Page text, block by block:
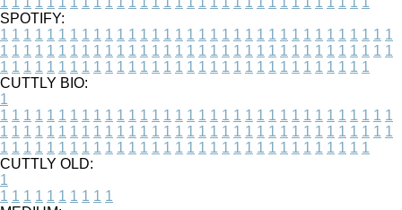
SPOTIFY:
1 1 1 1 1 1 1 1 1 1 1 1 1 1 1 1 1 1 1 1 1 1 1 1 1 1 1 1 1 1 1 1 1 1
1 1 1 1 1 1 1 1 1 1 1 1 1 1 1 1 1 1 1 1 1 1 1 1 1 1 1 1 1 1 1 1 1 1
1 1 1 1 1 1 1 1 1 1 1 1 1 1 1 1 1 1 1 1 1 1 1 1 1 1 1 1 1 1 1 1
CUTTLY BIO:
1
1 1 1 1 1 1 1 1 1 1 1 1 1 1 1 1 1 1 1 1 1 1 1 1 1 1 1 1 1 1 1 1 1 1
1 1 1 1 1 1 1 1 1 1 1 1 1 1 1 1 1 1 1 1 1 1 1 1 1 1 1 1 1 1 1 1 1 1
1 1 1 1 1 1 1 1 1 1 1 1 1 1 1 1 1 1 1 1 1 1 1 1 1 1 1 1 1 1 1 1
CUTTLY OLD:
1
1 1 1 1 1 1 1 1 1 1